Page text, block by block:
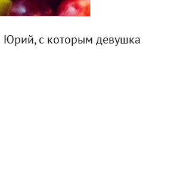
с которым девушка